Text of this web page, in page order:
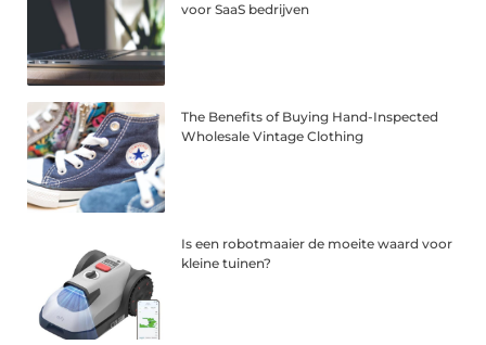
voor SaaS bedrijven
The Benefits of Buying Hand-Inspected
Wholesale Vintage Clothing
Is een robotmaaier de moeite waard voor
kleine tuinen?